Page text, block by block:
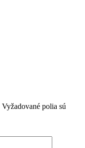
Vyžadované polia sú